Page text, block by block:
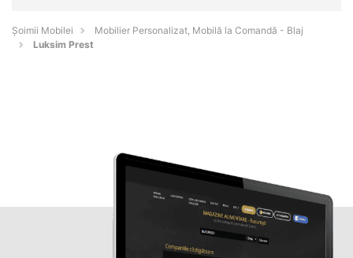
Șoimii Mobilei
Mobilier Personalizat, Mobilă la Comandă - Blaj
Luksim Prest